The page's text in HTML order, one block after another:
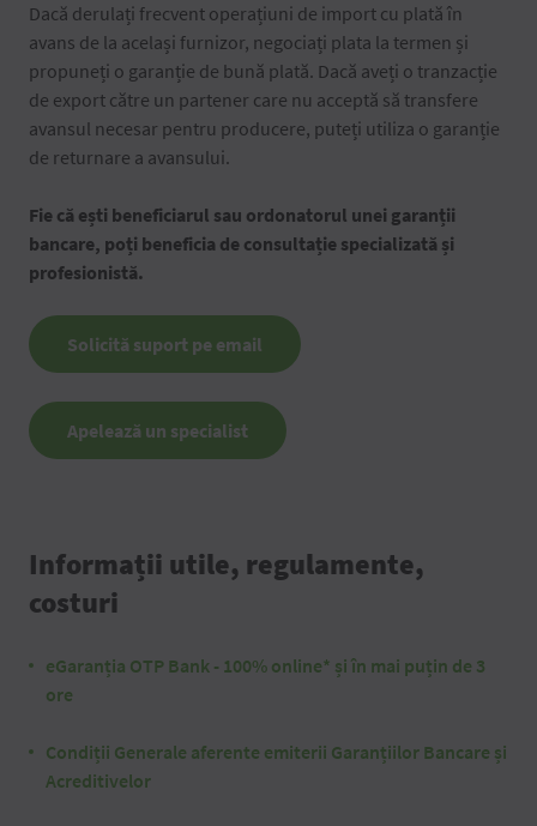
Dacă derulați frecvent operațiuni de import cu plată în
avans de la același furnizor, negociați plata la termen și
propuneți o garanție de bună plată. Dacă aveți o tranzacție
de export către un partener care nu acceptă să transfere
avansul necesar pentru producere, puteți utiliza o garanție
de returnare a avansului.
Fie că ești beneficiarul sau ordonatorul unei garanții
bancare, poți beneficia de consultație specializată și
profesionistă.
Solicită suport pe email
Apelează un specialist
Informații utile, regulamente,
costuri
eGaranția OTP Bank - 100% online* și în mai puțin de 3
ore
Condiții Generale aferente emiterii Garanțiilor Bancare și
Acreditivelor